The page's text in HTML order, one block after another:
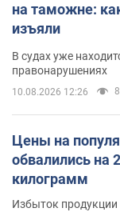
на таможне:
изъяли
В судах уже
правонарушениях
10.08.2026 12:26
Цены на
обвалились на
килограмм
Избыток продукции